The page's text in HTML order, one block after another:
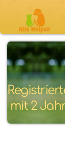
mit 2